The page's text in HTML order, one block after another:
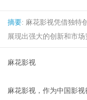
摘要: 麻花影视凭借独特
展现出强大的创新和市场
麻花影视
麻花影视，作为中国影